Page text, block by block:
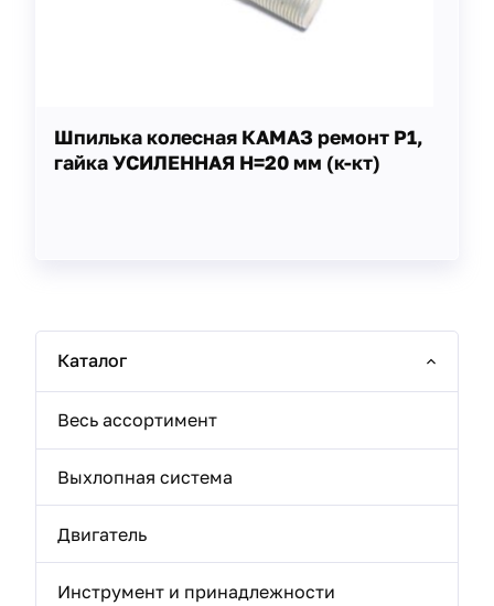
Шпилька колесная КАМАЗ ремонт Р1,
гайка УСИЛЕННАЯ H=20 мм (к-кт)
Каталог
Весь ассортимент
Выхлопная система
Двигатель
Инструмент и принадлежности